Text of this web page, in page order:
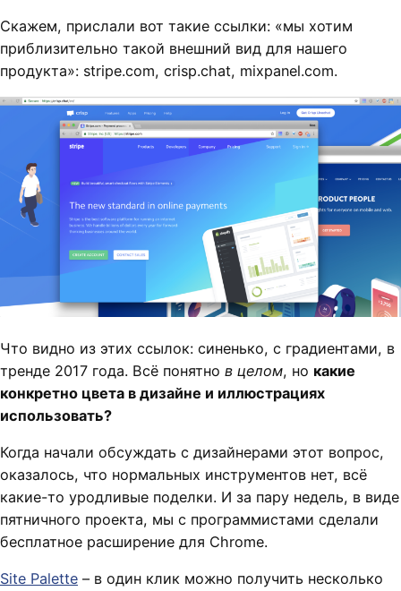
Скажем, прислали вот такие ссылки: «мы хотим
приблизительно такой внешний вид для нашего
продукта»: stripe.com, crisp.chat, mixpanel.com.
Что видно из этих ссылок: синенько, с градиентами, в
тренде 2017 года. Всё понятно в целом, но какие
конкретно цвета в дизайне и иллюстрациях
использовать?
Когда начали обсуждать с дизайнерами этот вопрос,
оказалось, что нормальных инструментов нет, всё
какие-то уродливые поделки. И за пару недель, в виде
пятничного проекта, мы с программистами сделали
бесплатное расширение для Chrome.
Site Palette – в один клик можно получить несколько